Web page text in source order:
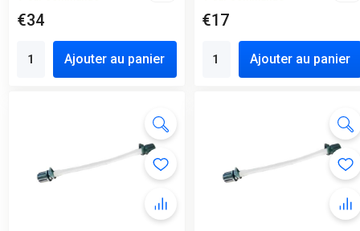
€34
Ajouter au panier
€17
Ajouter au panier